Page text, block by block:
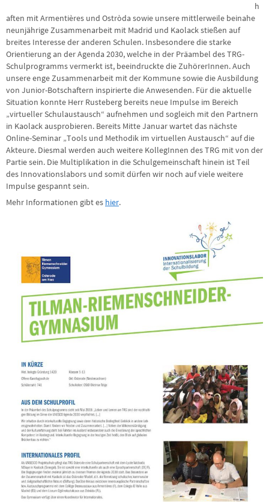
h
aften mit Armentières und Ostròda sowie unsere mittlerweile beinahe
neunjährige Zusammenarbeit mit Madrid und Kaolack stießen auf
breites Interesse der anderen Schulen. Insbesondere die starke
Orientierung an der Agenda 2030, welche in der Präambel des TRG-
Schulprogramms vermerkt ist, beeindruckte die ZuhörerInnen. Auch
unsere enge Zusammenarbeit mit der Kommune sowie die Ausbildung
von Junior-Botschaftern inspirierte die Anwesenden. Für die aktuelle
Situation konnte Herr Rusteberg bereits neue Impulse im Bereich
„virtueller Schulaustausch“ aufnehmen und sogleich mit den Partnern
in Kaolack ausprobieren. Bereits Mitte Januar wartet das nächste
Online-Seminar „Tools und Methodik im virtuellen Austausch“ auf die
Akteure. Diesmal werden auch weitere KollegInnen des TRG mit von der
Partie sein. Die Multiplikation in die Schulgemeinschaft hinein ist Teil
des Innovationslabors und somit dürfen wir noch auf viele weitere
Impulse gespannt sein.
Mehr Informationen gibt es hier.